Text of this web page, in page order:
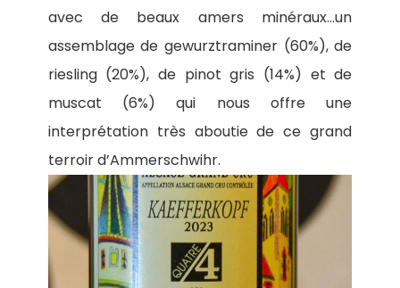
avec de beaux amers minéraux…un
assemblage de gewurztraminer (60%), de
riesling (20%), de pinot gris (14%) et de
muscat (6%) qui nous offre une
interprétation très aboutie de ce grand
terroir d’Ammerschwihr.